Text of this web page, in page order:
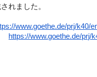
れました。
www.goethe.de/prj/k40/
https://www.goethe.de/prj/